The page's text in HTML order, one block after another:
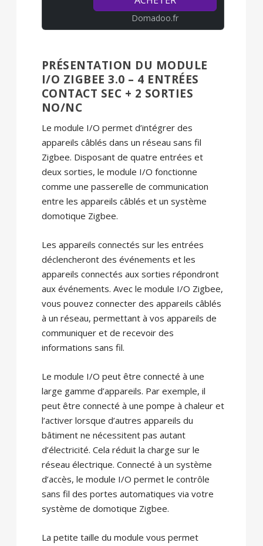
Domadoo.fr
PRÉSENTATION DU MODULE
I/O ZIGBEE 3.0 – 4 ENTRÉES
CONTACT SEC + 2 SORTIES
NO/NC
Le module I/O permet d’intégrer des
appareils câblés dans un réseau sans fil
Zigbee. Disposant de quatre entrées et
deux sorties, le module I/O fonctionne
comme une passerelle de communication
entre les appareils câblés et un système
domotique Zigbee.
Les appareils connectés sur les entrées
déclencheront des événements et les
appareils connectés aux sorties répondront
aux événements. Avec le module I/O Zigbee,
vous pouvez connecter des appareils câblés
à un réseau, permettant à vos appareils de
communiquer et de recevoir des
informations sans fil.
Le module I/O peut être connecté à une
large gamme d’appareils. Par exemple, il
peut être connecté à une pompe à chaleur et
l’activer lorsque d’autres appareils du
bâtiment ne nécessitent pas autant
d’électricité. Cela réduit la charge sur le
réseau électrique. Connecté à un système
d’accès, le module I/O permet le contrôle
sans fil des portes automatiques via votre
système de domotique Zigbee.
La petite taille du module vous permet